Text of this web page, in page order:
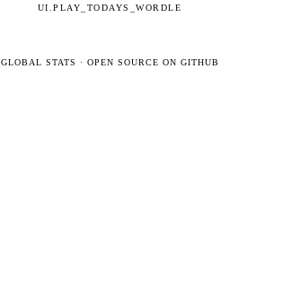
UI.PLAY_TODAYS_WORDLE
GLOBAL STATS · OPEN SOURCE ON GITHUB